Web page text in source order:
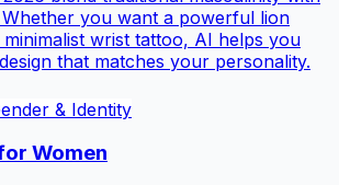
you want a powerful lion
wrist tattoo, AI helps you
that matches your personality.
& Identity
Women